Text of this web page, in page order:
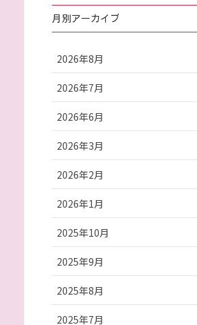
月別アーカイブ
2026年8月
2026年7月
2026年6月
2026年3月
2026年2月
2026年1月
2025年10月
2025年9月
2025年8月
2025年7月